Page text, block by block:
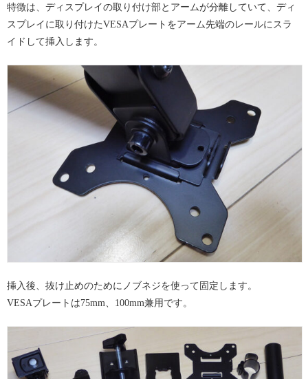
特徴は、ディスプレイの取り付け部とアームが分離していて、ディ
スプレイに取り付けたVESAプレートをアーム先端のレールにスラ
イドして挿入します。
挿入後、抜け止めのためにノブネジを使って固定します。
VESAプレートは75mm、100mm兼用です。